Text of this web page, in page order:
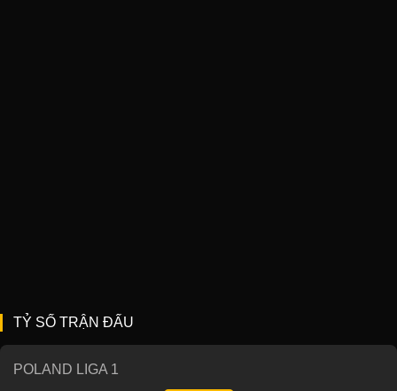
TỶ SỐ TRẬN ĐẤU
POLAND LIGA 1